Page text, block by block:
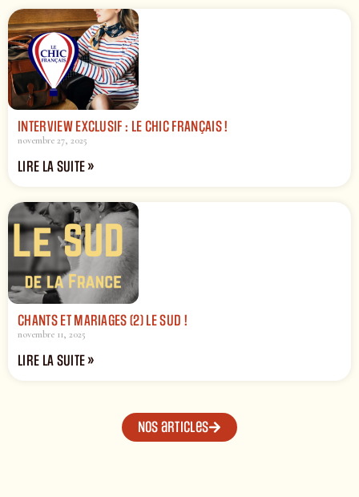
INTERVIEW EXCLUSIF : LE CHIC FRANÇAIS !
novembre 27, 2025
LIRE LA SUITE »
CHANTS ET MARIAGES (2) LE SUD !
novembre 11, 2025
LIRE LA SUITE »
Nos articles